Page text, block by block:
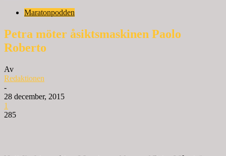
Maratonpodden
Petra möter åsiktsmaskinen Paolo
Roberto
Av
Redaktionen
-
28 december, 2015
1
285